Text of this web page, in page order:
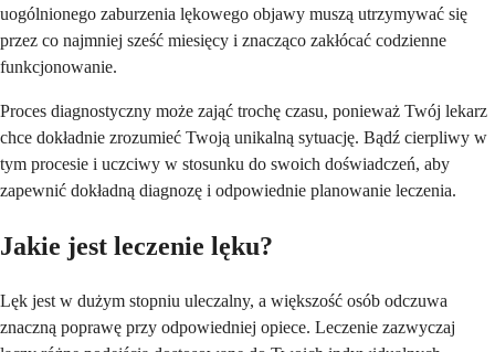
uogólnionego zaburzenia lękowego objawy muszą utrzymywać się
przez co najmniej sześć miesięcy i znacząco zakłócać codzienne
funkcjonowanie.
Proces diagnostyczny może zająć trochę czasu, ponieważ Twój lekarz
chce dokładnie zrozumieć Twoją unikalną sytuację. Bądź cierpliwy w
tym procesie i uczciwy w stosunku do swoich doświadczeń, aby
zapewnić dokładną diagnozę i odpowiednie planowanie leczenia.
Jakie jest leczenie lęku?
Lęk jest w dużym stopniu uleczalny, a większość osób odczuwa
znaczną poprawę przy odpowiedniej opiece. Leczenie zazwyczaj